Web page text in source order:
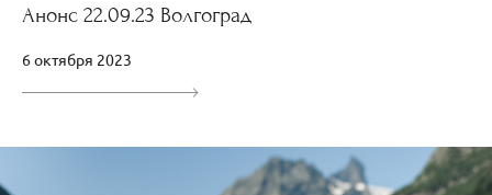
Анонс 22.09.23 Волгоград
6 октября 2023